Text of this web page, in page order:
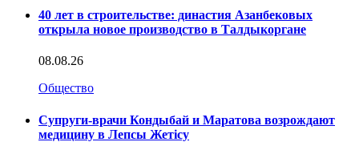
40 лет в строительстве: династия Азанбековых
открыла новое производство в Талдыкоргане
08.08.26
Общество
Супруги-врачи Кондыбай и Маратова возрождают
медицину в Лепсы Жетісу